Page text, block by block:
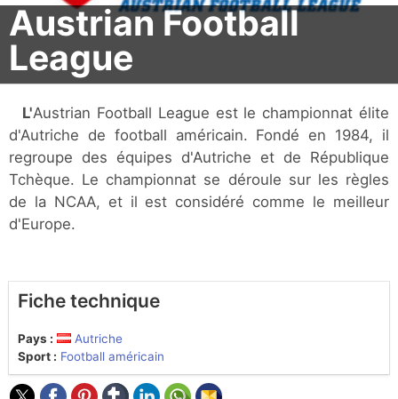
Austrian Football
League
L'Austrian Football League est le championnat élite
d'Autriche de football américain. Fondé en 1984, il
regroupe des équipes d'Autriche et de République
Tchèque. Le championnat se déroule sur les règles
de la NCAA, et il est considéré comme le meilleur
d'Europe.
Fiche technique
Pays :
Autriche
Sport : Football américain